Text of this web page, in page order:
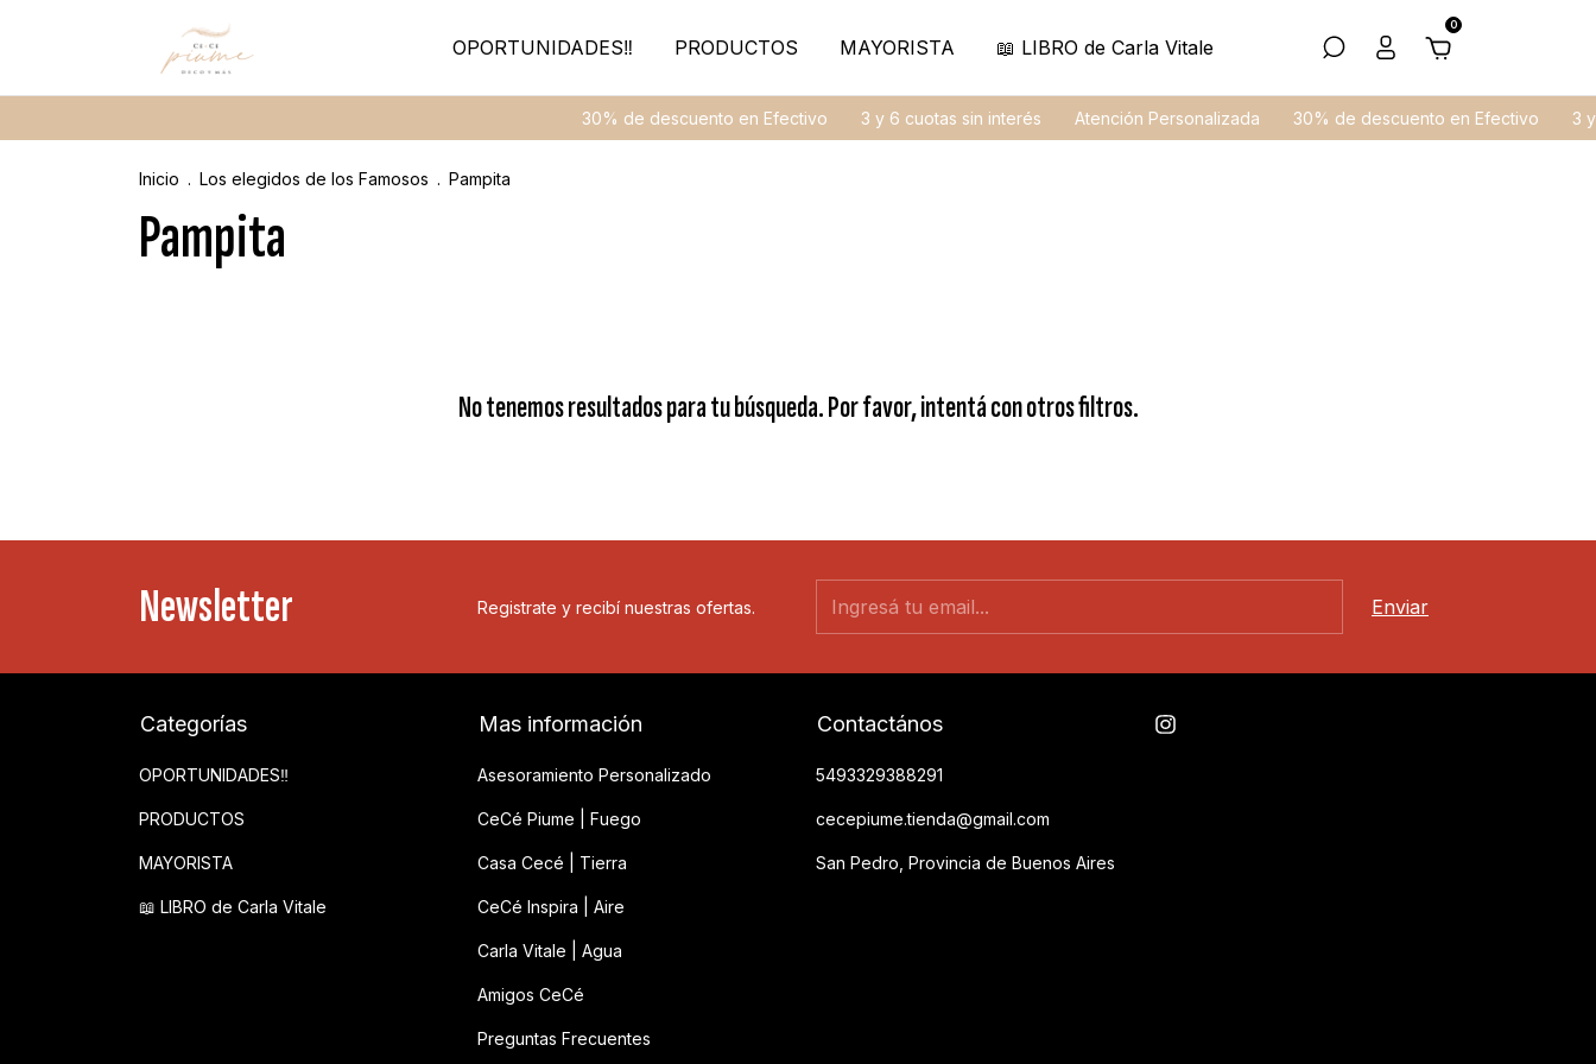
OPORTUNIDADES‼️ PRODUCTOS MAYORISTA 📖 LIBRO de Carla Vitale
0
30% de descuento en Efectivo 3 y 6 cuotas sin interés Atención Personalizada 30% de descuento en Efectivo 3 y
Inicio . Los elegidos de los Famosos . Pampita
Pampita
No tenemos resultados para tu búsqueda. Por favor, intentá con otros filtros.
Newsletter Registrate y recibí nuestras ofertas.
Categorías
OPORTUNIDADES‼️
PRODUCTOS
MAYORISTA
📖 LIBRO de Carla Vitale
Mas información
Asesoramiento Personalizado
CeCé Piume | Fuego
Casa Cecé | Tierra
CeCé Inspira | Aire
Carla Vitale | Agua
Amigos CeCé
Preguntas Frecuentes
Contactános
5493329388291
cecepiume.tienda@gmail.com
San Pedro, Provincia de Buenos Aires